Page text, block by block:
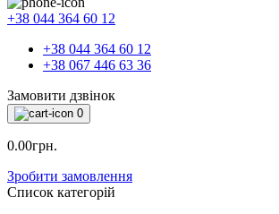
+38 044 364 60 12
+38 044 364 60 12
+38 067 446 63 36
Замовити дзвінок
0
0.00грн.
Зробити замовлення
Список категорій